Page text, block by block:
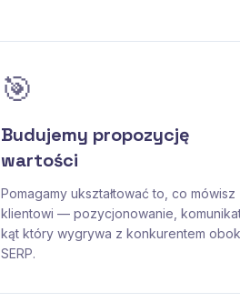
🎯
Budujemy propozycję
wartości
Pomagamy ukształtować to, co mówisz
klientowi — pozycjonowanie,
kąt który wygrywa z konkurentem
SERP.